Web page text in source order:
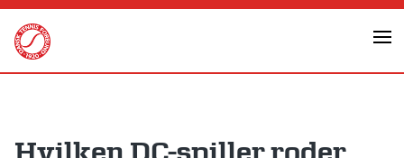
Skip
content